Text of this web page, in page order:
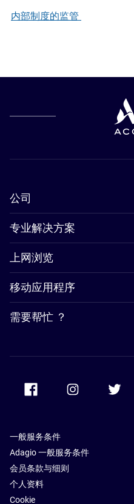
内部制度的监管
公司
专业解决方案
上网浏览
移动应用程序
需要帮忙 ？
一般服务条件
Adagio 一般服务条件
会员条款与细则
个人资料
Cookie